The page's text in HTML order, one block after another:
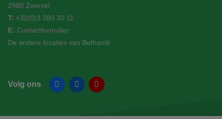
2980 Zoersel
T: +32(0)3 380 30 11
E: Contactformulier
De andere locaties van Bethanië
Volg ons FacebookLinkedinYouTube